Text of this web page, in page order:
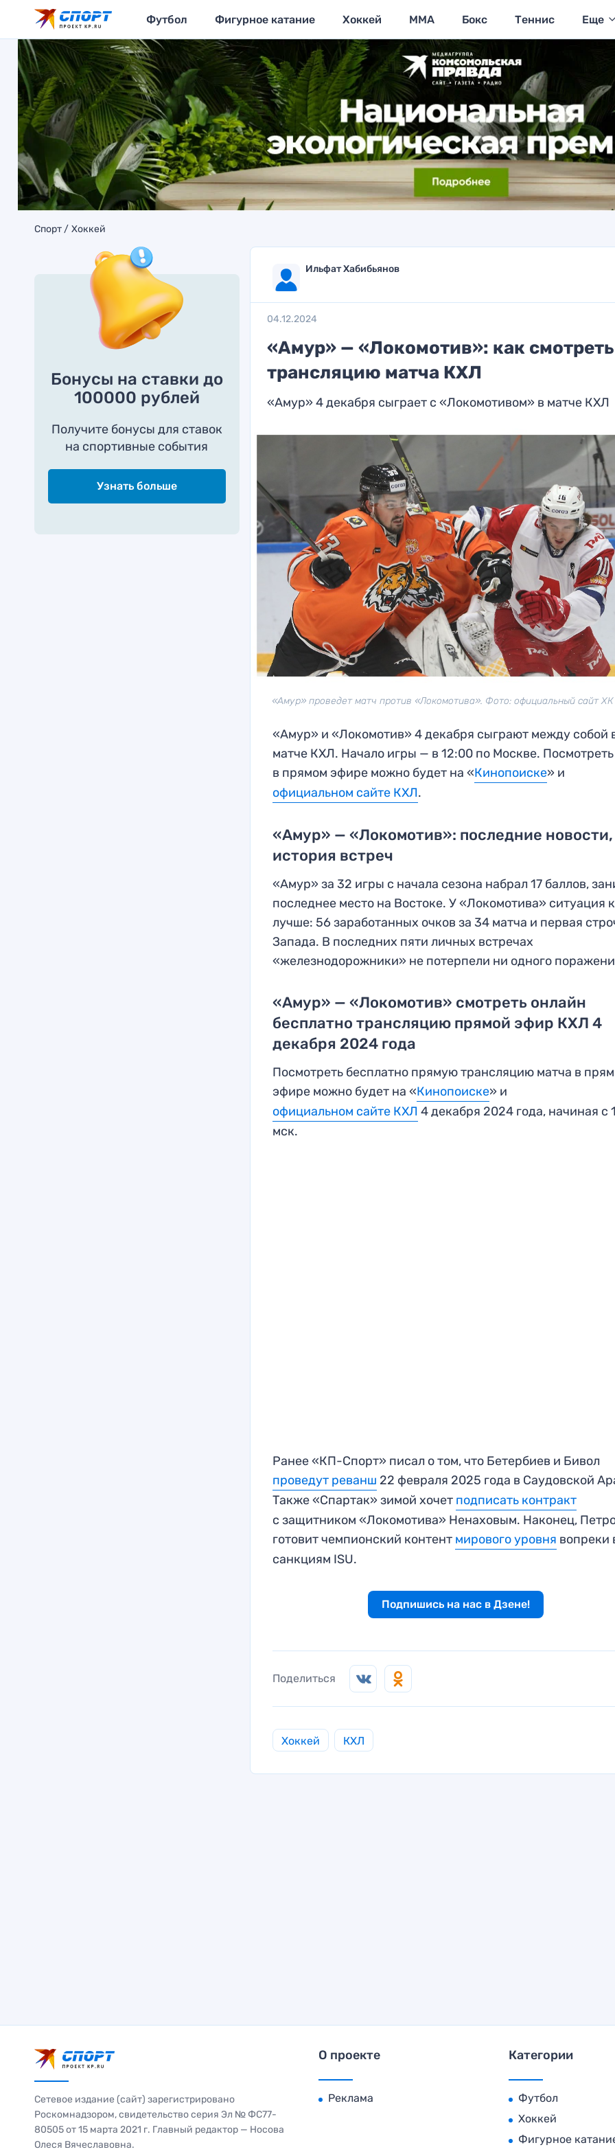
Футбол Фигурное катание Хоккей MMA Бокс Теннис Еще
Спорт Хоккей
Бонусы на ставки до
100000 рублей
Получите бонусы для ставок
на спортивные события
Узнать больше
Ильфат Хабибьянов
04.12.2024
«Амур» — «Локомотив»: как смотреть
трансляцию матча КХЛ
«Амур» 4 декабря сыграет с «Локомотивом» в матче КХЛ
«Амур» проведет матч против «Локомотива». Фото: официальный сайт
«Амур» и «Локомотив» 4 декабря сыграют между собой
матче КХЛ. Начало игры — в 12:00 по Москве.
в прямом эфире можно будет на «Кинопоиске» и
официальном сайте КХЛ.
«Амур» — «Локомотив»: последние новости,
история встреч
«Амур» за 32 игры с начала сезона набрал 17 баллов,
последнее место на Востоке. У «Локомотива» ситуация
лучше: 56 заработанных очков за 34 матча и первая
Запада. В последних пяти личных встречах
«железнодорожники» не потерпели ни одного
«Амур» — «Локомотив» смотреть онлайн
бесплатно трансляцию прямой эфир КХЛ 4
декабря 2024 года
Посмотреть бесплатно прямую трансляцию матча в
эфире можно будет на «Кинопоиске» и
официальном сайте КХЛ 4 декабря 2024 года, начиная с
мск.
Ранее «КП-Спорт» писал о том, что Бетербиев и Бивол
проведут реванш 22 февраля 2025 года в Саудовской
Также «Спартак» зимой хочет подписать контракт
с защитником «Локомотива» Ненаховым. Наконец,
готовит чемпионский контент мирового уровня вопреки
санкциям ISU.
Подпишись на нас в Дзене!
Поделиться
Хоккей КХЛ
Сетевое издание (сайт) зарегистрировано
Роскомнадзором, свидетельство серия Эл № ФС77-
80505 от 15 марта 2021 г. Главный редактор — Носова
Олеся Вячеславовна.
О проекте
Реклама
Категории
Футбол
Хоккей
Фигурное